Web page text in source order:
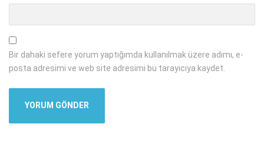
Bir dahaki sefere yorum yaptığımda kullanılmak üzere adımı, e-
posta adresimi ve web site adresimi bu tarayıcıya kaydet.